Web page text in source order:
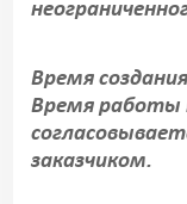
Время
Время работы
заказчиком.